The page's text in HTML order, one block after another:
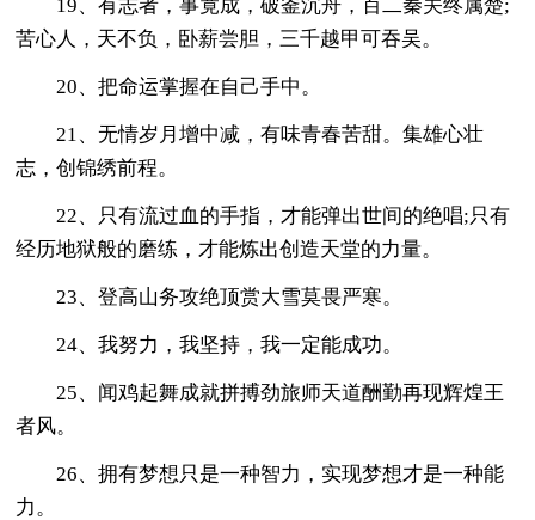
19、有志者，事竟成，破釜沉舟，百二秦关终属楚;
苦心人，天不负，卧薪尝胆，三千越甲可吞吴。
20、把命运掌握在自己手中。
21、无情岁月增中减，有味青春苦甜。集雄心壮
志，创锦绣前程。
22、只有流过血的手指，才能弹出世间的绝唱;只有
经历地狱般的磨练，才能炼出创造天堂的力量。
23、登高山务攻绝顶赏大雪莫畏严寒。
24、我努力，我坚持，我一定能成功。
25、闻鸡起舞成就拼搏劲旅师天道酬勤再现辉煌王
者风。
26、拥有梦想只是一种智力，实现梦想才是一种能
力。